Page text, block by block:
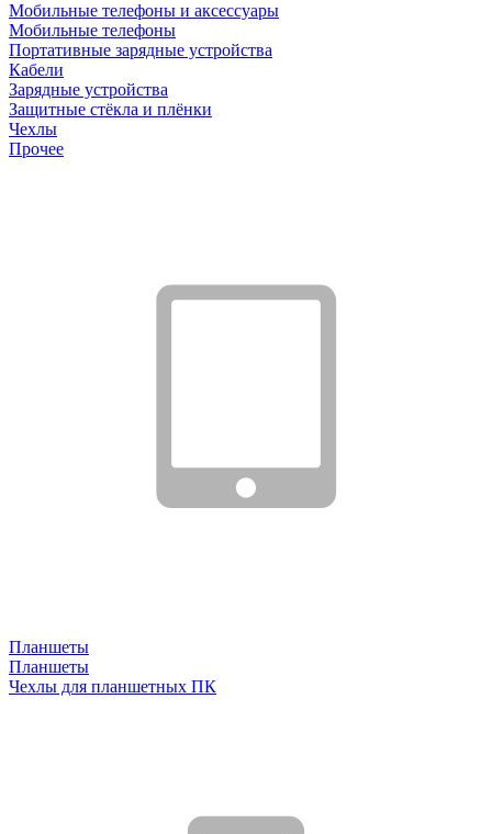
Мобильные телефоны и аксессуары
Мобильные телефоны
Портативные зарядные устройства
Кабели
Зарядные устройства
Защитные стёкла и плёнки
Чехлы
Прочее
Планшеты
Планшеты
Чехлы для планшетных ПК